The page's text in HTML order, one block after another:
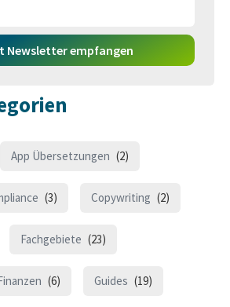
Newsletter empfangen
App Übersetzungen (2)
(3) Copywriting (2)
Fachgebiete (23)
(6) Guides (19)